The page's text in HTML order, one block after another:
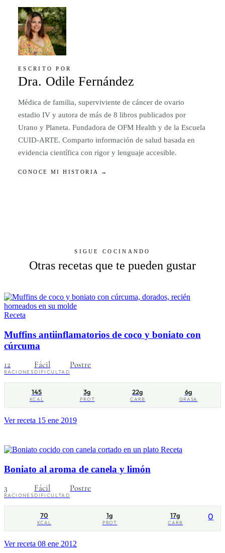
ESCRITO POR
Dra. Odile Fernández
Médica de familia, superviviente de cáncer de ovario
estadio IV y autora de más de 8 libros publicados por
Urano y Planeta. Fundadora de OFM Health y de la Escuela
CUID-ARTE. Comparto información de salud basada en
evidencia científica con rigor y lenguaje accesible.
CONOCE MI HISTORIA →
SIGUE COCINANDO
Otras recetas que te pueden gustar
Receta
Muffins antiinflamatorios de coco y boniato con
cúrcuma
12
RACIONES
Fácil
DIFICULTAD
Postre
145
KCAL
3g
PROT
22g
CARB
6g
GRASA
Ver receta 15 ene 2019
Receta
Boniato al aroma de canela y limón
3
RACIONES
Fácil
DIFICULTAD
Postre
70
KCAL
1g
PROT
17g
CARB
0
Ver receta 08 ene 2012